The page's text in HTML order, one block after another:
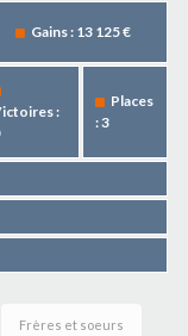
Gains : 13 125 €
:
Places
: 3
Frères et soeurs